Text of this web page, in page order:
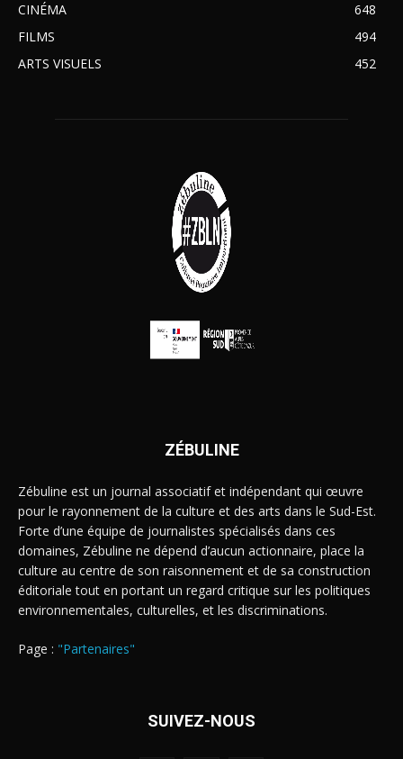
CINÉMA
648
FILMS
494
ARTS VISUELS
452
ZÉBULINE
Zébuline est un journal associatif et indépendant qui œuvre
pour le rayonnement de la culture et des arts dans le Sud-Est.
Forte d’une équipe de journalistes spécialisés dans ces
domaines, Zébuline ne dépend d’aucun actionnaire, place la
culture au centre de son raisonnement et de sa construction
éditoriale tout en portant un regard critique sur les politiques
environnementales, culturelles, et les discriminations.
Page : "Partenaires"
SUIVEZ-NOUS